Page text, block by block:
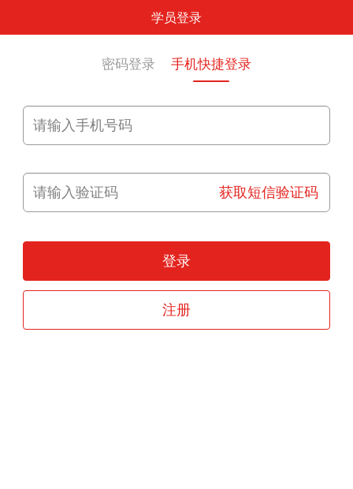
学员登录
密码登录 手机快捷登录
获取短信验证码
登录
注册